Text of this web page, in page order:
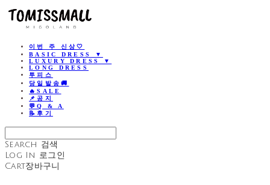
이번 주 신상🤍
BASIC DRESS ▼
LUXURY DRESS ▼
LONG DRESS
투피스
당일발송🚚
🔥SALE
📌공지
💬Q & A
📝후기
Search 검색
Log In 로그인
Cart장바구니